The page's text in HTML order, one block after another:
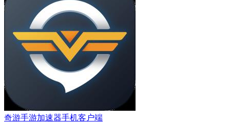
奇游手游加速器手机客户端